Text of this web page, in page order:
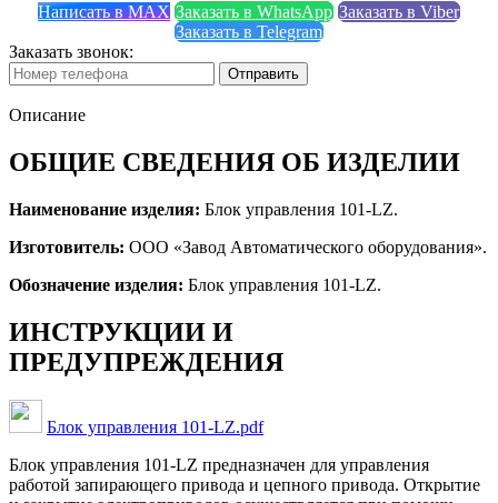
Написать в MAX Заказать в WhatsApp Заказать в Viber
Заказать в Telegram
Заказать звонок:
Отправить
Описание
ОБЩИЕ СВЕДЕНИЯ ОБ ИЗДЕЛИИ
Наименование изделия: Блок управления 101-LZ.
Изготовитель: ООО «Завод Автоматического оборудования».
Обозначение изделия: Блок управления 101-LZ.
ИНСТРУКЦИИ И
ПРЕДУПРЕЖДЕНИЯ
Блок управления 101-LZ.pdf
Блок управления 101-LZ предназначен для управления
работой запирающего привода и цепного привода. Открытие